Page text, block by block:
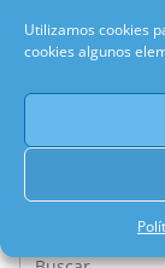
Utilizamos cookies
cookies algunos
Esperamos
Buscador